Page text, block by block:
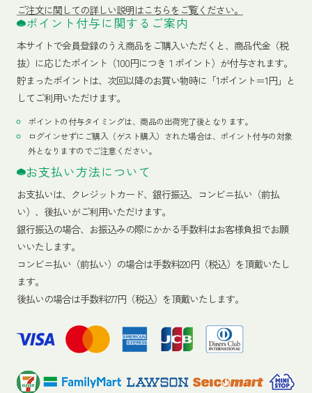
ご注文に関しての詳しい説明はこちらをご覧ください。
ポイント付与に関するご案内
本サイトで会員登録のうえ商品をご購入いただくと、商品代金（税
抜）に応じたポイント（100円につき１ポイント）が付与されます。
貯まったポイントは、次回以降のお買い物時に「1ポイント＝1円」と
してご利用いただけます。
ポイントの付与タイミングは、商品の出荷完了後となります。
ログインせずにご購入（ゲスト購入）された場合は、ポイント付与の対象
外となりますのでご注意ください。
お支払い方法について
お支払いは、クレジットカード、銀行振込、コンビニ払い（前払
い）、後払いがご利用いただけます。
銀行振込の場合、お振込みの際にかかる手数料はお客様負担でお願
いいたします。
コンビニ払い（前払い）の場合は手数料220円（税込）を頂戴いたし
ます。
後払いの場合は手数料277円（税込）を頂戴いたします。